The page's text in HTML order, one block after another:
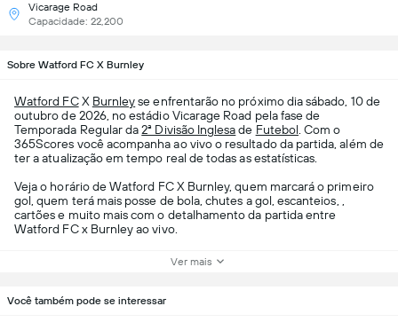
Vicarage Road
Capacidade: 22,200
Sobre Watford FC X Burnley
Watford FCX Burnleyse enfrentarão no próximo dia sábado, 10 de
outubro de 2026, no estádio Vicarage Road pela fase de
Temporada Regular da2ª Divisão Inglesade Futebol . Com o
365Scores você acompanha ao vivo o resultado da partida, além de
ter a atualização em tempo real de todas as estatísticas.
Veja o horário de Watford FC X Burnley, quem marcará o primeiro
gol, quem terá mais posse de bola, chutes a gol, escanteios, ,
cartões e muito mais com o detalhamento da partida entre
Watford FC x Burnley ao vivo.
Ver mais
Você também pode se interessar